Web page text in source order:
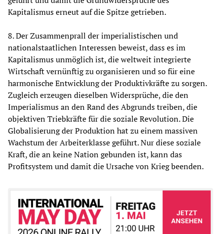
Kapitalismus erneut auf die Spitze getrieben.
8. Der Zusammenprall der imperialistischen und
nationalstaatlichen Interessen beweist, dass es im
Kapitalismus unmöglich ist, die weltweit integrierte
Wirtschaft vernünftig zu organisieren und so für eine
harmonische Entwicklung der Produktivkräfte zu sorgen.
Zugleich erzeugen dieselben Widersprüche, die den
Imperialismus an den Rand des Abgrunds treiben, die
objektiven Triebkräfte für die soziale Revolution. Die
Globalisierung der Produktion hat zu einem massiven
Wachstum der Arbeiterklasse geführt. Nur diese soziale
Kraft, die an keine Nation gebunden ist, kann das
Profitsystem und damit die Ursache von Krieg beenden.